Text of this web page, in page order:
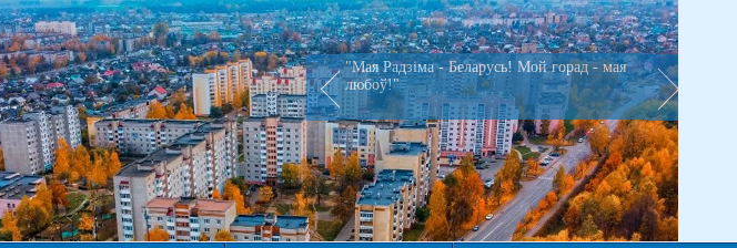
"Мая Радзiма - Беларусь! Мой горад - мая
любоў!"